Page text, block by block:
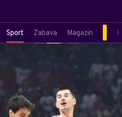
Sport Zabava Magazin